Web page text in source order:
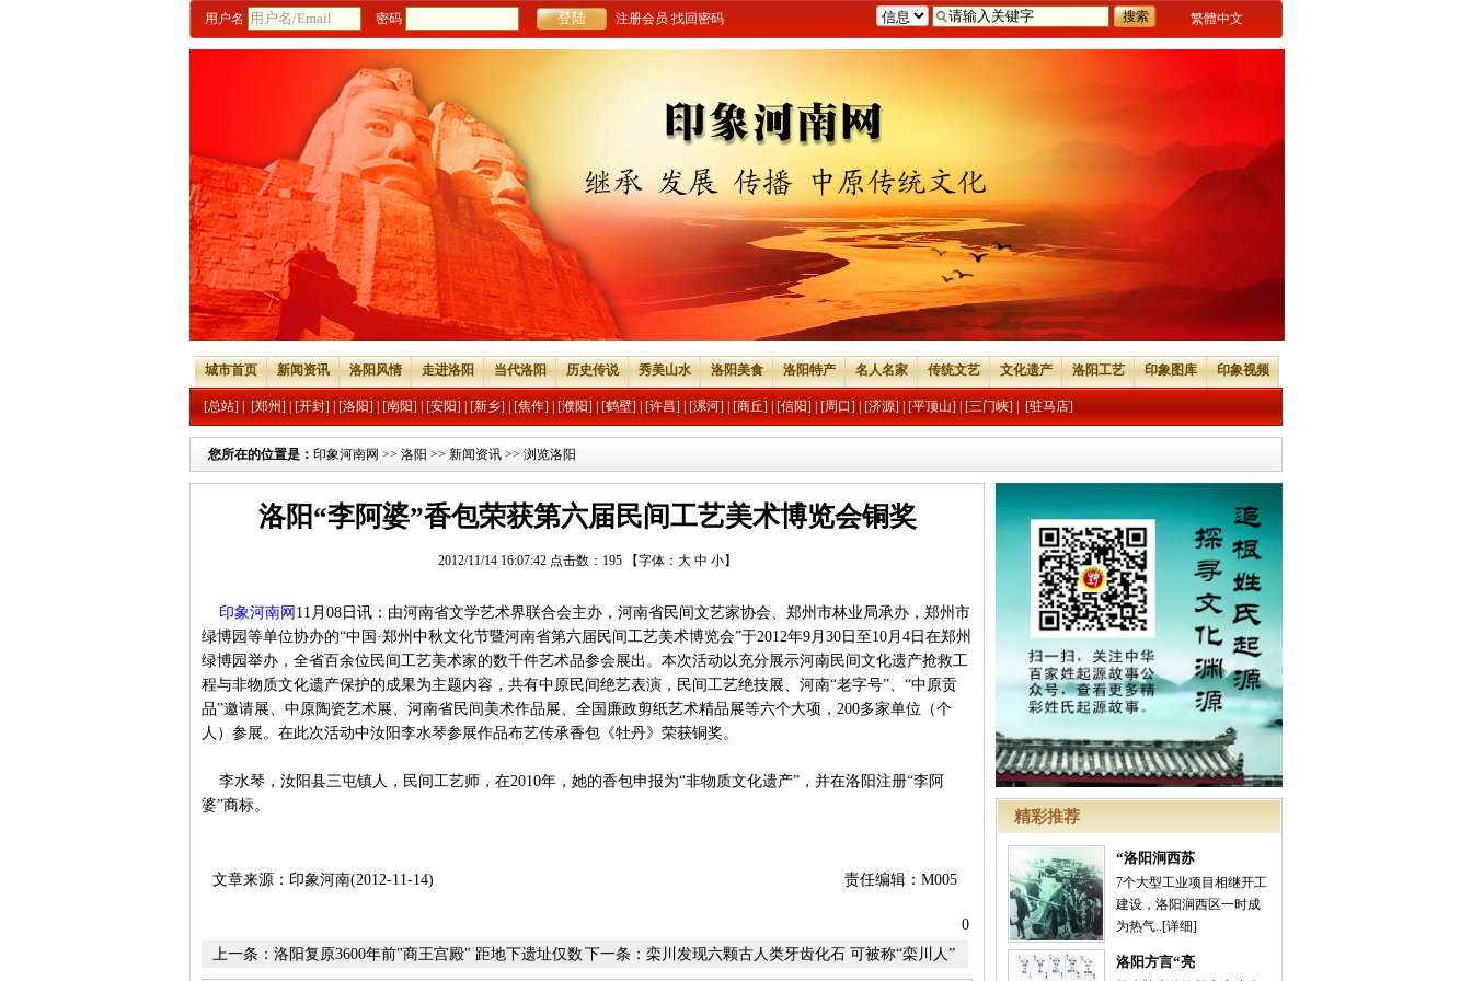
繁體中文
用户名 密码 注册会员 找回密码
城市首页 新闻资讯 洛阳风情 走进洛阳 当代洛阳 历史传说 秀美山水 洛阳美食 洛阳特产 名人名家 传统文艺 文化遗产 洛阳工艺 印象图库 印象视频
[总站] [郑州] [开封] [洛阳] [南阳] [安阳] [新乡] [焦作] [濮阳] [鹤壁] [许昌] [漯河] [商丘] [信阳] [周口] [济源] [平顶山] [三门峡] [驻马店]
您所在的位置是： 印象河南网 >> 洛阳 >> 新闻资讯 >> 浏览洛阳
精彩推荐
“洛阳涧西苏
7个大型工业项目相继开工
建设，洛阳涧西区一时成
为热气..[详细]
洛阳方言“亮
洛阳“李阿婆”香包荣获第六届民间工艺美术博览会铜奖
2012/11/14 16:07:42 点击数： 195 【字体： 大 中 小】
印象河南网 11月08日讯：由河南省文学艺术界联合会主办，河南省民间文艺家协会、郑州市林业局承办，郑州市
绿博园等单位协办的“中国·郑州中秋文化节暨河南省第六届民间工艺美术博览会”于2012年9月30日至10月4日在郑州
绿博园举办，全省百余位民间工艺美术家的数千件艺术品参会展出。本次活动以充分展示河南民间文化遗产抢救工
程与非物质文化遗产保护的成果为主题内容，共有中原民间绝艺表演，民间工艺绝技展、河南“老字号”、“中原贡
品”邀请展、中原陶瓷艺术展、河南省民间美术作品展、全国廉政剪纸艺术精品展等六个大项，200多家单位（个
人）参展。在此次活动中汝阳李水琴参展作品布艺传承香包《牡丹》荣获铜奖。
李水琴，汝阳县三屯镇人，民间工艺师，在2010年，她的香包申报为“非物质文化遗产”，并在洛阳注册“李阿
婆”商标。
责任编辑：M005
文章来源：印象河南(2012-11-14)
0
下一条： 栾川发现六颗古人类牙齿化石 可被称“栾川人”
上一条： 洛阳复原3600年前"商王宫殿" 距地下遗址仅数